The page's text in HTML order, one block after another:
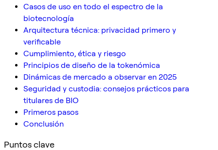
Casos de uso en todo el espectro de la
biotecnología
Arquitectura técnica: privacidad primero y
verificable
Cumplimiento, ética y riesgo
Principios de diseño de la tokenómica
Dinámicas de mercado a observar en 2025
Seguridad y custodia: consejos prácticos para
titulares de BIO
Primeros pasos
Conclusión
Puntos clave